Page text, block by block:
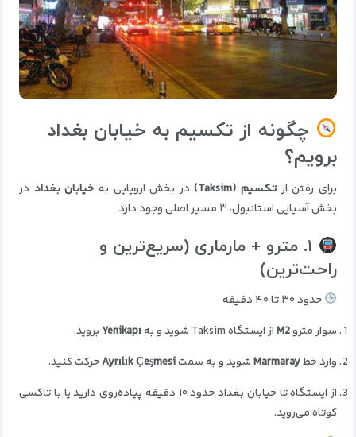
چگونه از تکسیم به خیابان بغداد
برویم؟
برای رفتن ازتکسیم (Taksim) در بخش اروپایی به خیابان بغداد در
بخش آسیایی استانبول، ۳ مسیر اصلی وجود دارد
۱. مترو + مارماری (سریع‌ترین و
راحت‌ترین)
حدود ۳۰ تا ۴۰ دقیقه
سوار متروM2از ایستگاه Taksim شوید و به Yenikapıبروید.
وارد خطMarmarayشوید و به سمتAyrılık Çeşmesiحرکت کنید.
از ایستگاه تا خیابان بغداد حدود ۱۰ دقیقه پیاده‌روی دارید یا با تاکسی
کوتاه می‌روید.